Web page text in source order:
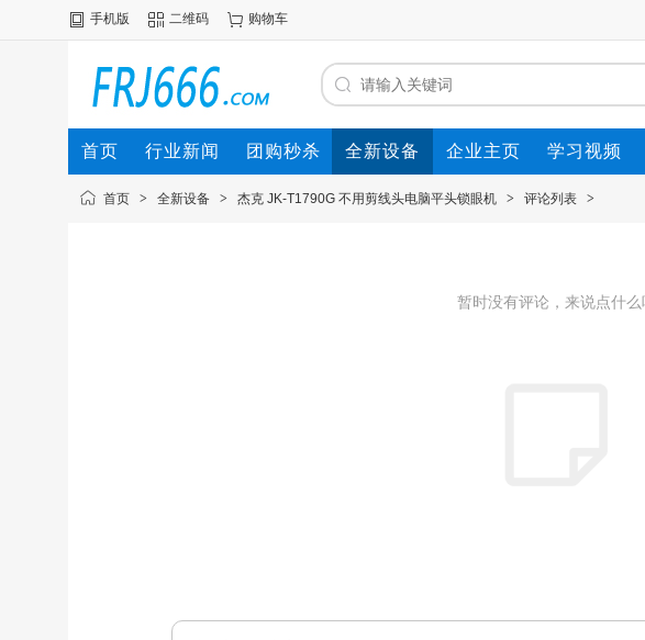
手机版 二维码 购物车
首页 行业新闻 团购秒杀 全新设备 企业主页 学习视频
首页 > 全新设备 > 杰克 JK-T1790G 不用剪线头电脑平头锁眼机 > 评论列表 >
暂时没有评论，来说点什么